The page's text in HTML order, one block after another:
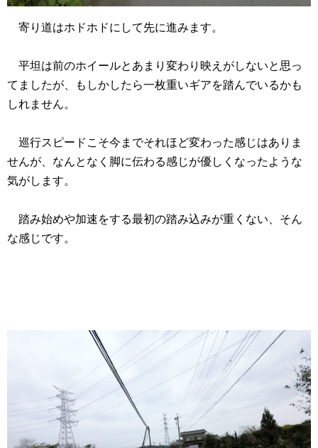
寄り道はホドホドにして先に進みます。
平坦は前のホイールとあまり変わり映えがしないと思っ
てましたが、もしかしたら一枚重いギアを踏んでいるかも
しれません。
巡行スピードこそ今までそれほど変わった感じはありま
せんが、なんとなく脚に伝わる感じが優しくなったような
気がします。
踏み始めや加速をする最初の踏み込みが重くない、そん
な感じです。